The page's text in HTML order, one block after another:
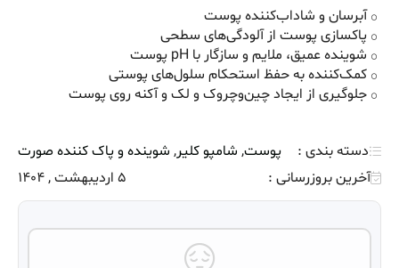
آبرسان و شاداب‌کننده پوست
پاکسازی پوست از آلودگی‌های سطحی
شوینده عمیق، ملایم و سازگار با pH پوست
کمک‌کننده به حفظ استحکام سلول‌های پوستی
جلوگیری از ایجاد چین‌وچروک و لک و آکنه روی پوست
دسته بندی : پوست, شامپو کلیر, شوینده و پاک کننده صورت
آخرین بروزرسانی :
5 اردیبهشت , 1404